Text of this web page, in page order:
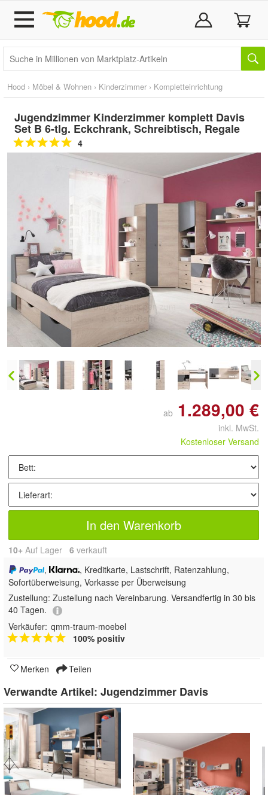
Hood › Möbel & Wohnen › Kinderzimmer › Kompletteinrichtung
Jugendzimmer Kinderzimmer komplett Davis
Set B 6-tlg. Eckchrank, Schreibtisch, Regale
4
Doppelt antippen zum
vergrößern
ab 1.289,00 €
inkl. MwSt.
Kostenloser Versand
In den Warenkorb
10+ Auf Lager 6 verkauft
,
, Kreditkarte, Lastschrift, Ratenzahlung,
Sofortüberweisung, Vorkasse per Überweisung
Zustellung: Zustellung nach Vereinbarung. Versandfertig in 30 bis
40 Tagen.
Verkäufer: qmm-traum-moebel
100% positiv
Merken Teilen
Verwandte Artikel: Jugendzimmer Davis